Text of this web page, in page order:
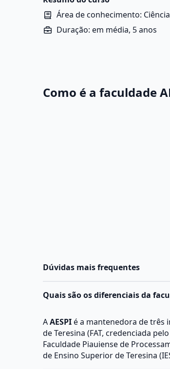
Área de conhecimento:
Duração: em média, 5 anos
Como é a faculdade
Dúvidas mais frequentes
Quais são os diferenciais da
AAESPIé a mantenedora de três
de Teresina (FAT, credenciada
Faculdade Piauiense de
de Ensino Superior de Teresina